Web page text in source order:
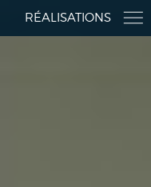
RÉALISATIONS